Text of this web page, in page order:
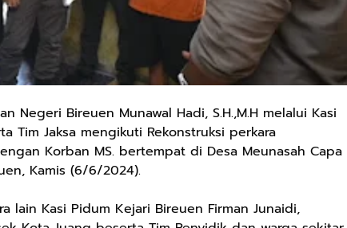
Negeri Bireuen Munawal Hadi, S.H.,M.H melalui Kasi
Tim Jaksa mengikuti Rekonstruksi perkara
Korban MS. bertempat di Desa Meunasah Capa
Kamis (6/6/2024).
lain Kasi Pidum Kejari Bireuen Firman Junaidi,